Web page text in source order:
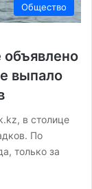
Общество
выпало
в столице
По
только за